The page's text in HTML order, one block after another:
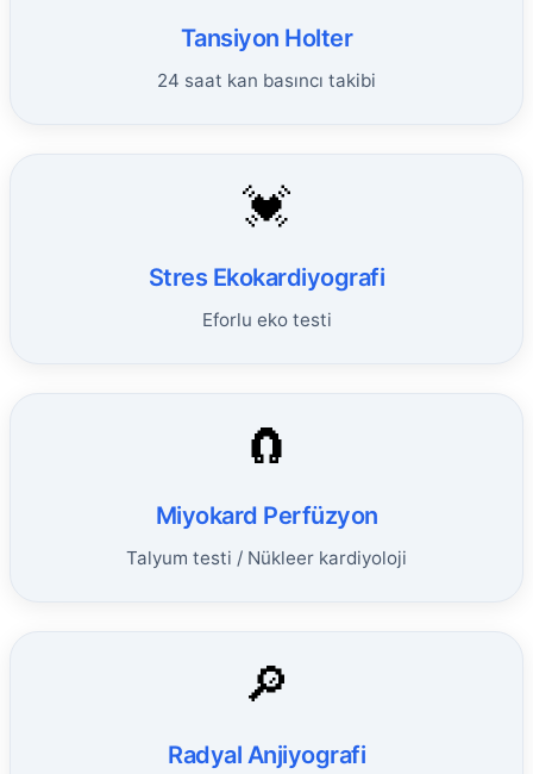
Tansiyon Holter
24 saat kan basıncı takibi
💓
Stres Ekokardiyografi
Eforlu eko testi
🧲
Miyokard Perfüzyon
Talyum testi / Nükleer kardiyoloji
🔎
Radyal Anjiyografi